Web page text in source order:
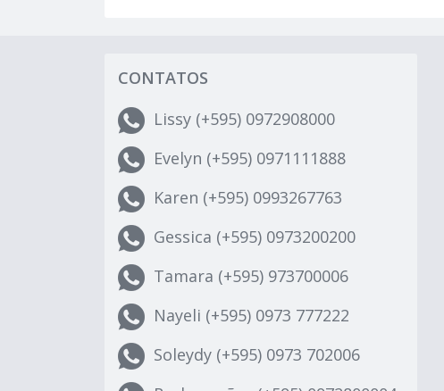
CONTATOS
Lissy (+595) 0972908000
Evelyn (+595) 0971111888
Karen (+595) 0993267763
Gessica (+595) 0973200200
Tamara (+595) 973700006
Nayeli (+595) 0973 777222
Soleydy (+595) 0973 702006